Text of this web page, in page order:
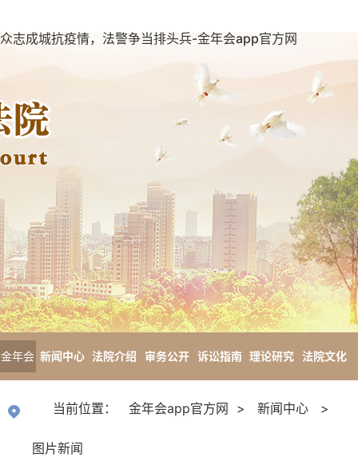
众志成城抗疫情，法警争当排头兵-金年会app官方网
金年会
方网
新闻中心 法院介绍 审务公开 诉讼指南 理论研究 法院文化
当前位置： 金年会app官方网 > 新闻中心 >
图片新闻